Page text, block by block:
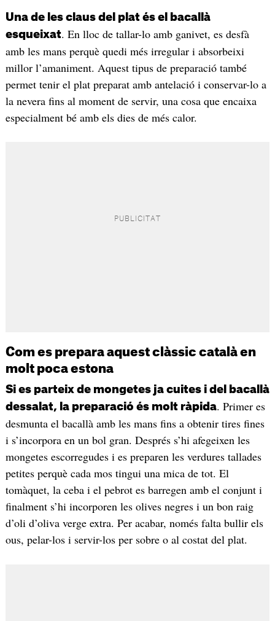
Una de les claus del plat és el bacallà
esqueixat. En lloc de tallar-lo amb ganivet, es desfà
amb les mans perquè quedi més irregular i absorbeixi
millor l’amaniment. Aquest tipus de preparació també
permet tenir el plat preparat amb antelació i conservar-lo a
la nevera fins al moment de servir, una cosa que encaixa
especialment bé amb els dies de més calor.
Com es prepara aquest clàssic català en
molt poca estona
Si es parteix de mongetes ja cuites i del bacallà
dessalat, la preparació és molt ràpida. Primer es
desmunta el bacallà amb les mans fins a obtenir tires fines
i s’incorpora en un bol gran. Després s’hi afegeixen les
mongetes escorregudes i es preparen les verdures tallades
petites perquè cada mos tingui una mica de tot. El
tomàquet, la ceba i el pebrot es barregen amb el conjunt i
finalment s’hi incorporen les olives negres i un bon raig
d’oli d’oliva verge extra. Per acabar, només falta bullir els
ous, pelar-los i servir-los per sobre o al costat del plat.